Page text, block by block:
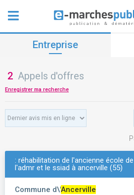
Entreprise
2 Appels d'offres
Enregistrer ma recherche
: réhabilitation de l'ancienne école
l'admr et le ssiad à ancerville (55)
Commune d\'Ancerville